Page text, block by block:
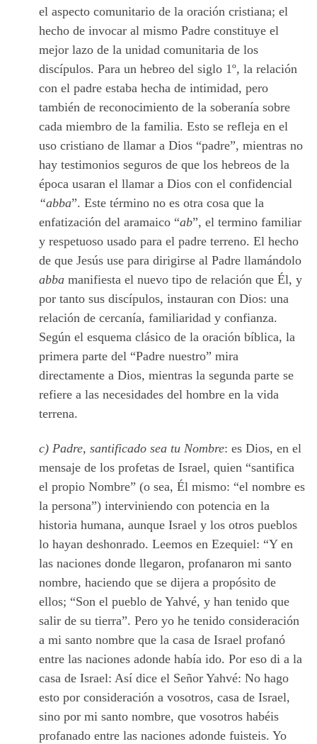
el aspecto comunitario de la oración cristiana; el
hecho de invocar al mismo Padre constituye el
mejor lazo de la unidad comunitaria de los
discípulos. Para un hebreo del siglo 1º, la relación
con el padre estaba hecha de intimidad, pero
también de reconocimiento de la soberanía sobre
cada miembro de la familia. Esto se refleja en el
uso cristiano de llamar a Dios “padre”, mientras no
hay testimonios seguros de que los hebreos de la
época usaran el llamar a Dios con el confidencial
“abba”. Este término no es otra cosa que la
enfatización del aramaico “ab”, el termino familiar
y respetuoso usado para el padre terreno. El hecho
de que Jesús use para dirigirse al Padre llamándolo
abba manifiesta el nuevo tipo de relación que Él, y
por tanto sus discípulos, instauran con Dios: una
relación de cercanía, familiaridad y confianza.
Según el esquema clásico de la oración bíblica, la
primera parte del “Padre nuestro” mira
directamente a Dios, mientras la segunda parte se
refiere a las necesidades del hombre en la vida
terrena.
c) Padre, santificado sea tu Nombre: es Dios, en el
mensaje de los profetas de Israel, quien “santifica
el propio Nombre” (o sea, Él mismo: “el nombre es
la persona”) interviniendo con potencia en la
historia humana, aunque Israel y los otros pueblos
lo hayan deshonrado. Leemos en Ezequiel: “Y en
las naciones donde llegaron, profanaron mi santo
nombre, haciendo que se dijera a propósito de
ellos; “Son el pueblo de Yahvé, y han tenido que
salir de su tierra”. Pero yo he tenido consideración
a mi santo nombre que la casa de Israel profanó
entre las naciones adonde había ido. Por eso di a la
casa de Israel: Así dice el Señor Yahvé: No hago
esto por consideración a vosotros, casa de Israel,
sino por mi santo nombre, que vosotros habéis
profanado entre las naciones adonde fuisteis. Yo